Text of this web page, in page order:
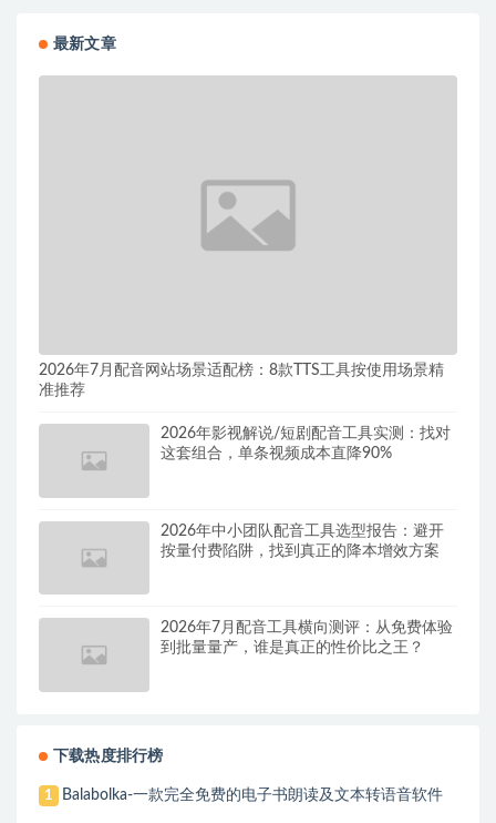
最新文章
2026年7月配音网站场景适配榜：8款TTS工具按使用场景精
准推荐
2026年影视解说/短剧配音工具实测：找对
这套组合，单条视频成本直降90%
2026年中小团队配音工具选型报告：避开
按量付费陷阱，找到真正的降本增效方案
2026年7月配音工具横向测评：从免费体验
到批量量产，谁是真正的性价比之王？
下载热度排行榜
1 Balabolka-一款完全免费的电子书朗读及文本转语音软件